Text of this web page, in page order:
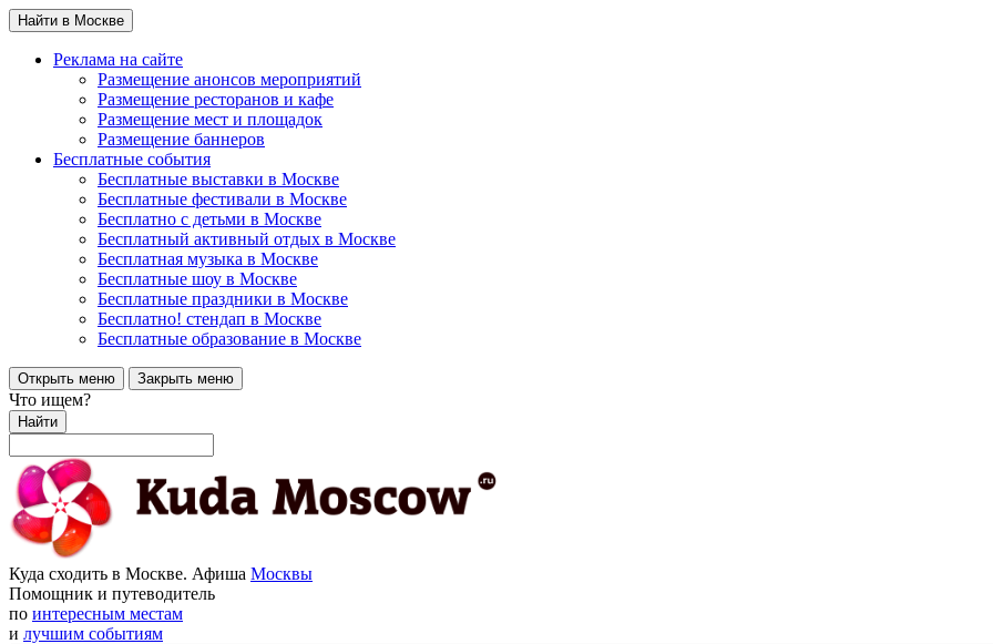
Найти в Москве
Реклама на сайте
Размещение анонсов мероприятий
Размещение ресторанов и кафе
Размещение мест и площадок
Размещение баннеров
Бесплатные события
Бесплатные выставки в Москве
Бесплатные фестивали в Москве
Бесплатно с детьми в Москве
Бесплатный активный отдых в Москве
Бесплатная музыка в Москве
Бесплатные шоу в Москве
Бесплатные праздники в Москве
Бесплатно! стендап в Москве
Бесплатные образование в Москве
Открыть меню Закрыть меню
Что ищем?
Найти
Куда сходить в Москве. Афиша Москвы
Помощник и путеводитель
по интересным местам
и лучшим событиям